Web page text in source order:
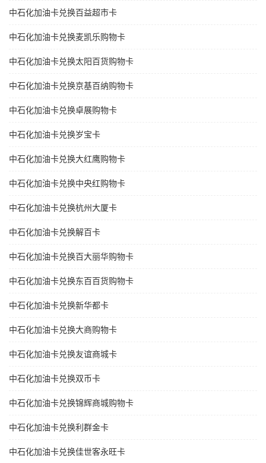
中石化加油卡兑换百益超市卡
中石化加油卡兑换麦凯乐购物卡
中石化加油卡兑换太阳百货购物卡
中石化加油卡兑换京基百纳购物卡
中石化加油卡兑换卓展购物卡
中石化加油卡兑换岁宝卡
中石化加油卡兑换大红鹰购物卡
中石化加油卡兑换中央红购物卡
中石化加油卡兑换杭州大厦卡
中石化加油卡兑换解百卡
中石化加油卡兑换百大丽华购物卡
中石化加油卡兑换东百百货购物卡
中石化加油卡兑换新华都卡
中石化加油卡兑换大商购物卡
中石化加油卡兑换友谊商城卡
中石化加油卡兑换双币卡
中石化加油卡兑换锦辉商城购物卡
中石化加油卡兑换利群金卡
中石化加油卡兑换佳世客永旺卡